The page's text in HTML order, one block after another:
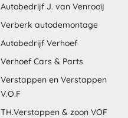
Autobedrijf J. van Venrooij
Verberk autodemontage
Autobedrijf Verhoef
Verhoef Cars & Parts
Verstappen en Verstappen
V.O.F
TH.Verstappen & zoon VOF